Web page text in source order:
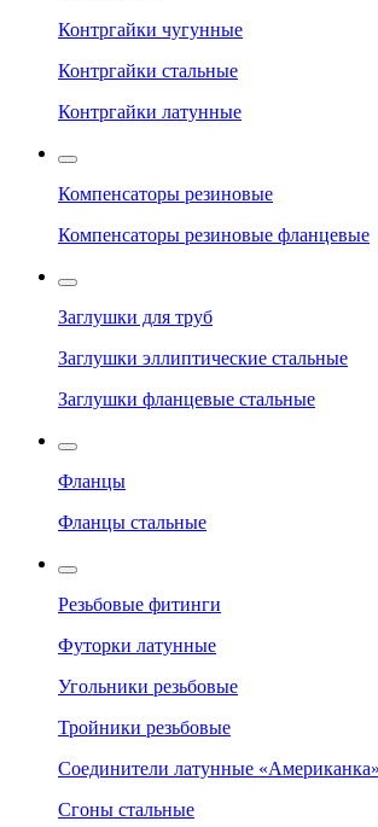
Контргайки чугунные
Контргайки стальные
Контргайки латунные
Компенсаторы резиновые
Компенсаторы резиновые фланцевые
Заглушки для труб
Заглушки эллиптические стальные
Заглушки фланцевые стальные
Фланцы
Фланцы стальные
Резьбовые фитинги
Футорки латунные
Угольники резьбовые
Тройники резьбовые
Соединители латунные «Американка»
Сгоны стальные